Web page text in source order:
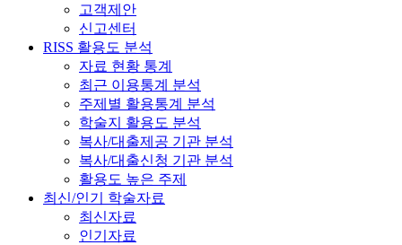
고객제안
신고센터
RISS 활용도 분석
자료 현황 통계
최근 이용통계 분석
주제별 활용통계 분석
학술지 활용도 분석
복사/대출제공 기관 분석
복사/대출신청 기관 분석
활용도 높은 주제
최신/인기 학술자료
최신자료
인기자료